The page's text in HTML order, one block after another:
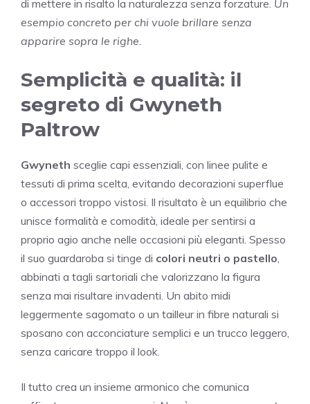
di mettere in risalto la naturalezza senza forzature. Un
esempio concreto per chi vuole brillare senza
apparire sopra le righe.
Semplicità e qualità: il
segreto di Gwyneth
Paltrow
Gwyneth sceglie capi essenziali, con linee pulite e
tessuti di prima scelta, evitando decorazioni superflue
o accessori troppo vistosi. Il risultato è un equilibrio che
unisce formalità e comodità, ideale per sentirsi a
proprio agio anche nelle occasioni più eleganti. Spesso
il suo guardaroba si tinge di colori neutri o pastello
abbinati a tagli sartoriali che valorizzano la figura
senza mai risultare invadenti. Un abito midi
leggermente sagomato o un tailleur in fibre naturali si
sposano con acconciature semplici e un trucco leggero,
senza caricare troppo il look.
Il tutto crea un insieme armonico che comunica